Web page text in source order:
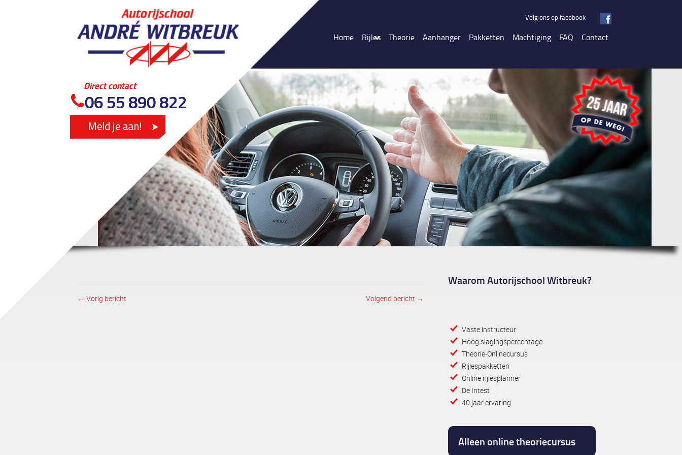
Volg ons op facebook
Direct contact
06 55 890 822
Home Rijles Theorie Aanhanger Pakketten Machtiging FAQ Contact
Direct contact
06 55 890 822
Waarom Autorijschool Witbreuk?
Vaste instructeur
Hoog slagingspercentage
Theorie-Onlinecursus
Rijlespakketten
Online rijlesplanner
De Intest
40 jaar ervaring
Alleen online theoriecursus
Post navigation
← Vorig bericht Volgend bericht →